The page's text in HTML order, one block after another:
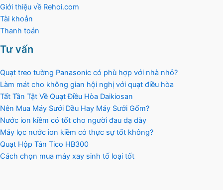
Giới thiệu về Rehoi.com
Tài khoản
Thanh toán
Tư vấn
Quạt treo tường Panasonic có phù hợp với nhà nhỏ?
Làm mát cho không gian hội nghị với quạt điều hòa
Tất Tần Tật Về Quạt Điều Hòa Daikiosan
Nên Mua Máy Sưởi Dầu Hay Máy Sưởi Gốm?
Nước ion kiềm có tốt cho người đau dạ dày
Máy lọc nước ion kiềm có thực sự tốt không?
Quạt Hộp Tản Tico HB300
Cách chọn mua máy xay sinh tố loại tốt